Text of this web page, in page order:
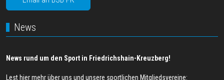
News
News rund um den Sport in Friedrichshain-Kreuzberg!
Lest hier mehr über uns und unsere sportlichen Mitgliedsvereine: